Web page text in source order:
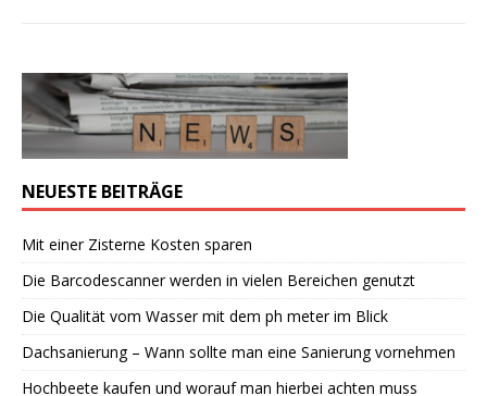
NEUESTE BEITRÄGE
Mit einer Zisterne Kosten sparen
Die Barcodescanner werden in vielen Bereichen genutzt
Die Qualität vom Wasser mit dem ph meter im Blick
Dachsanierung – Wann sollte man eine Sanierung vornehmen
Hochbeete kaufen und worauf man hierbei achten muss